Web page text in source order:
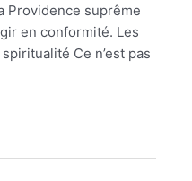
Providence suprême
en conformité. Les
Ce n’est pas